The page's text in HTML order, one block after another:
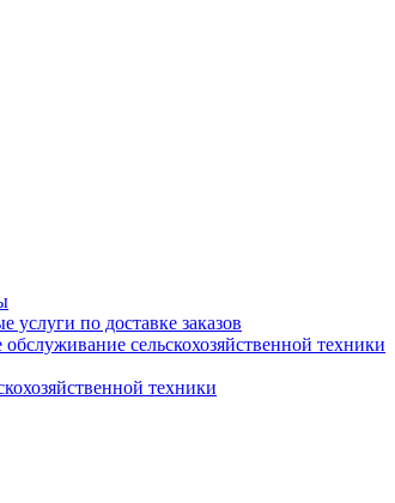
услуги по доставке заказов
сельскохозяйственной техники
техники